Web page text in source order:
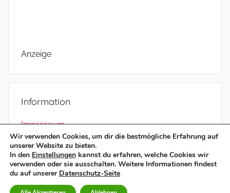
Anzeige
Information
Impressum
Datenschutz
WordPress-Theme: Donovan von ThemeZee.
Wir verwenden Cookies, um dir die bestmögliche Erfahrung auf
unserer Website zu bieten.
In den Einstellungen kannst du erfahren, welche Cookies wir
verwenden oder sie ausschalten. Weitere Informationen findest
du auf unserer Datenschutz-Seite